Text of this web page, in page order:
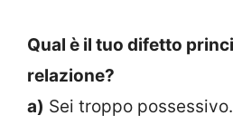
Qual è il tuo difetto
relazione?
a) Sei troppo possessivo.